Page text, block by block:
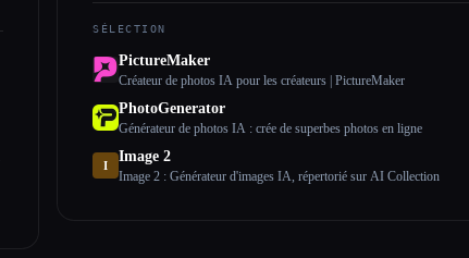
SÉLECTION
PictureMaker
Créateur de photos IA pour les créateurs | PictureMaker
PhotoGenerator
Générateur de photos IA : crée de superbes photos en ligne
I
Image 2
Image 2 : Générateur d'images IA, répertorié sur AI Collection